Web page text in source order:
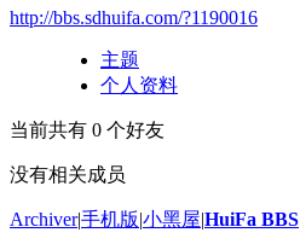
http://bbs.sdhuifa.com/?1190016
主题
个人资料
当前共有 0 个好友
没有相关成员
Archiver|手机版|小黑屋|HuiFa BBS